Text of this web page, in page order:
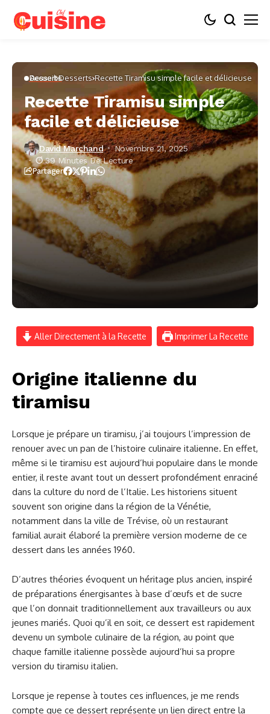
Accueil Desserts Recette Tiramisu simple facile et délicieuse
Desserts
Recette Tiramisu simple
facile et délicieuse
David Marchand
Novembre 21, 2025
39 Minutes De Lecture
Partager
Aller Directement à la Recette Imprimer La Recette
Origine italienne du
tiramisu
Lorsque je prépare un tiramisu, j’ai toujours l’impression de
renouer avec un pan de l’histoire culinaire italienne. En effet,
même si le tiramisu est aujourd’hui populaire dans le monde
entier, il reste avant tout un dessert profondément enraciné
dans la culture du nord de l’Italie. Les historiens situent
souvent son origine dans la région de la Vénétie,
notamment dans la ville de Trévise, où un restaurant
familial aurait élaboré la première version moderne de ce
dessert dans les années 1960.
D’autres théories évoquent un héritage plus ancien, inspiré
de préparations énergisantes à base d’œufs et de sucre
que l’on donnait traditionnellement aux travailleurs ou aux
jeunes mariés. Quoi qu’il en soit, ce dessert est rapidement
devenu un symbole culinaire de la région, au point que
chaque famille italienne possède aujourd’hui sa propre
version du tiramisu italien.
Lorsque je repense à toutes ces influences, je me rends
compte que ce dessert représente un lien direct entre la